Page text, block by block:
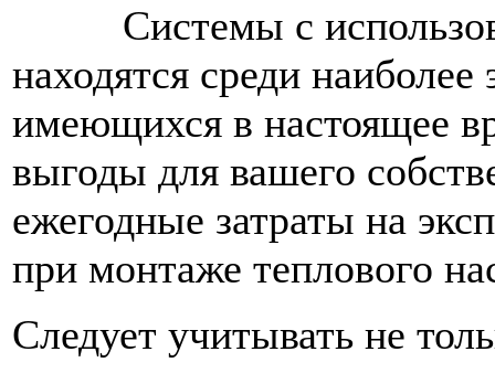
Системы с
находятся среди
имеющихся в настоящее
выгоды для вашего
ежегодные затраты на
при монтаже теплового
Следует учитывать не